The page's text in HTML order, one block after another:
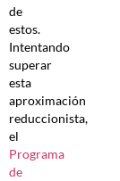
de
estos.
Intentando
superar
esta
aproximación
reduccionista,
el
Programa
de